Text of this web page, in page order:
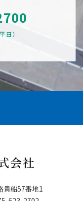
日）
貴船57番地1